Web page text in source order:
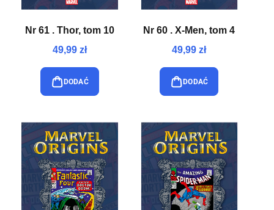
Nr 61 . Thor, tom 10
49,99 zł
DODAĆ
Nr 60 . X-Men, tom 4
49,99 zł
DODAĆ